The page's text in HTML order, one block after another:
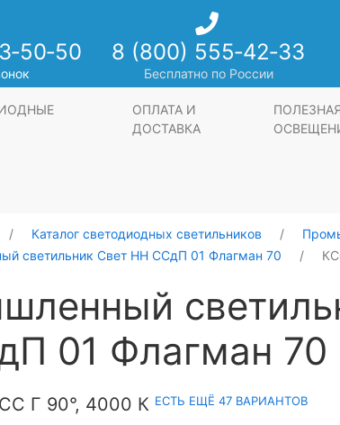
8 (800) 555‑42‑33
Бесплатно по России
ОПЛАТА И
ДОСТАВКА
Каталог светодиодных светильников
светильник Свет НН ССдП 01 Флагман 70
01 Флагман 70
Г 90°, 4000 К ЕСТЬ ЕЩЁ 47 ВАРИАНТОВ